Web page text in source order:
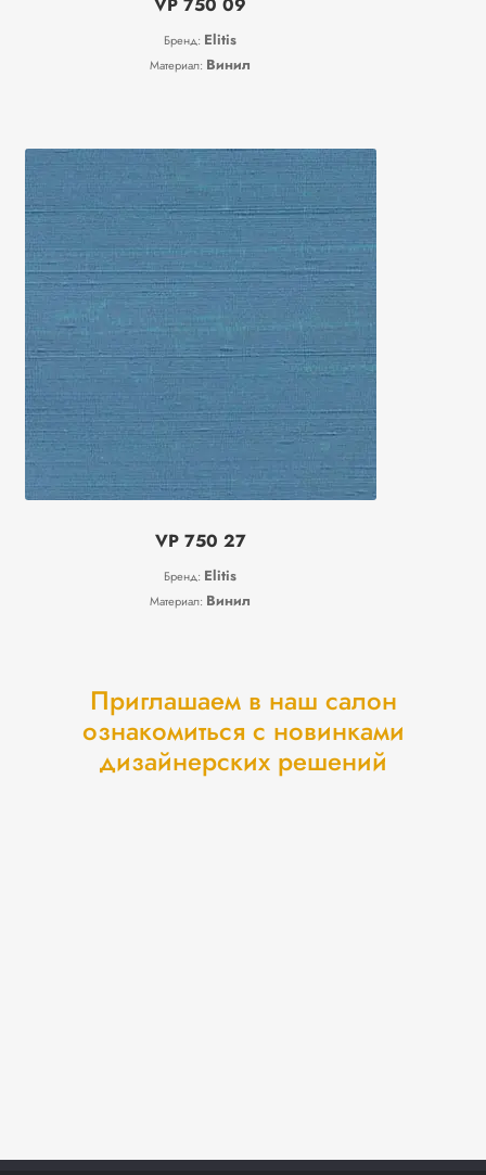
Бренд: Elitis
Материал: Винил
VP 750 27
Бренд: Elitis
Материал: Винил
Приглашаем в наш салон
ознакомиться с новинками
дизайнерских решений